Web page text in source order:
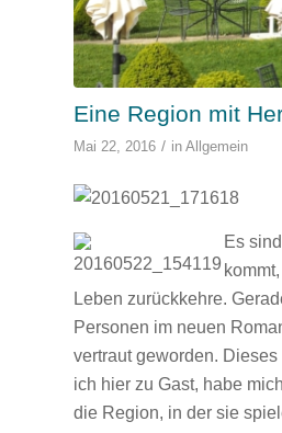
Eine Region mit
Mai 22, 2016 / in Allgemein
Es
Leben zurückkehre.
Personen im neuen
vertraut geworden.
ich hier zu Gast, habe
die Region, in der sie